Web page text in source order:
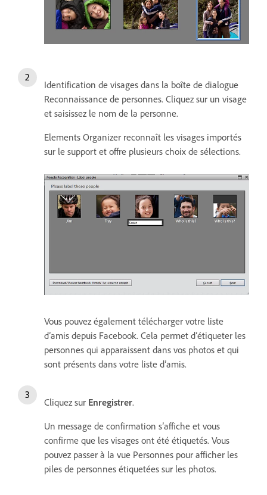
Identification de visages dans la boîte de dialogue
Reconnaissance de personnes. Cliquez sur un visage
et saisissez le nom de la personne.
Elements Organizer reconnaît les visages importés
sur le support et offre plusieurs choix de sélections.
Vous pouvez également télécharger votre liste
d’amis depuis Facebook. Cela permet d’étiqueter les
personnes qui apparaissent dans vos photos et qui
sont présents dans votre liste d’amis.
Cliquez sur Enregistrer.
Un message de confirmation s’affiche et vous
confirme que les visages ont été étiquetés. Vous
pouvez passer à la vue Personnes pour afficher les
piles de personnes étiquetées sur les photos.